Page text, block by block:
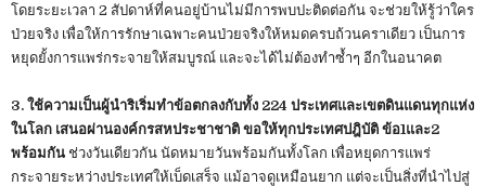
โดยระยะเวลา 2 สัปดาห์ที่คนอยู่บ้านไม่มีการพบปะติดต่อกัน จะช่วยให้รู้ว่าใคร
ป่วยจริง เพื่อให้การรักษาเฉพาะคนป่วยจริงให้หมดครบถ้วนคราเดียว เป็นการ
หยุดยั้งการแพร่กระจายให้สมบูรณ์ และจะได้ไม่ต้องทำซ้ำๆ อีกในอนาคต
3. ใช้ความเป็นผู้นำริเริ่มทำข้อตกลงกับทั้ง 224 ประเทศและเขตดินแดนทุกแห่ง
ในโลก เสนอผ่านองค์กรสหประชาชาติ ขอให้ทุกประเทศปฎิบัติ ข้อ1และ2
พร้อมกัน ช่วงวันเดียวกัน นัดหมายวันพร้อมกันทั้งโลก เพื่อหยุดการแพร่
กระจายระหว่างประเทศให้เบ็ดเสร็จ แม้อาจดูเหมือนยาก แต่จะเป็นสิ่งที่นำไปสู่